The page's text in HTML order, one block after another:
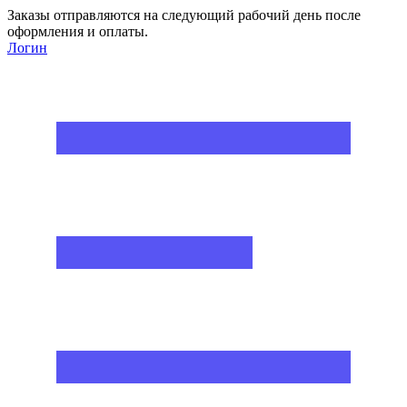
Заказы отправляются на следующий рабочий день после
оформления и оплаты.
Логин